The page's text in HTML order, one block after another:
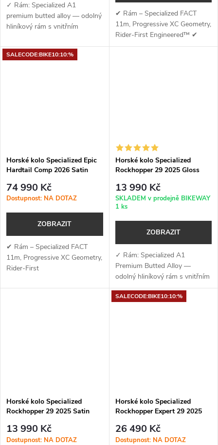
✓ Rám: Specialized A1
premium butted alloy — odolný
hliníkový rám s vnitřním
nosič a kompatibilitou s
teleskopickou sedlovkou (QR...
✔ Rám – Specialized FACT
11m, Progressive XC Geometry,
Rider-First Engineered™ ✔
Vidlice – RockShox REBA,
SALECODE:BIKE10:10:%
Horské kolo Specialized Epic
Hardtail Comp 2026 Satin
74 990 Kč
Dostupnost: NA DOTAZ
ZOBRAZIT
✔ Rám – Specialized FACT
11m, Progressive XC Geometry,
Rider-First
RockShox REBA, Motion
Horské kolo Specialized
Rockhopper 29 2025 Gloss
13 990 Kč
SKLADEM v prodejně BIKEWAY
1 ks
ZOBRAZIT
✓ Rám: Specialized A1
Premium Butted Alloy —
odolný hliníkový rám s vnitřním
vedením kabelů, úchyty na
nosič a kompatibilitou s
Horské kolo Specialized
Rockhopper 29 2025 Satin
13 990 Kč
Dostupnost: NA DOTAZ
SALECODE:BIKE10:10:%
Horské kolo Specialized
Rockhopper Expert 29 2025
Gloss Astral Blue
26 490 Kč
Dostupnost: NA DOTAZ